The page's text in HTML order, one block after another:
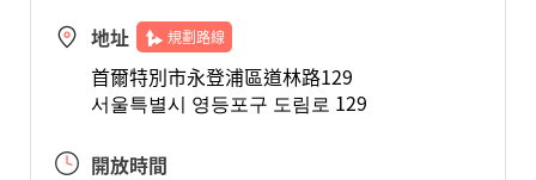
地址 規劃路線
首爾特別市永登浦區道林路129
서울특별시 영등포구 도림로 129
開放時間